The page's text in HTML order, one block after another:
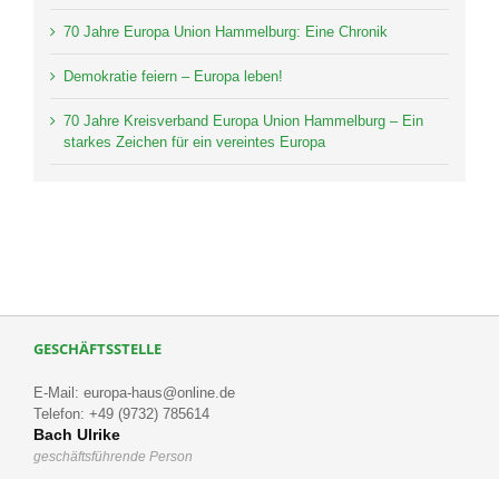
70 Jahre Europa Union Hammelburg: Eine Chronik
Demokratie feiern – Europa leben!
70 Jahre Kreisverband Europa Union Hammelburg – Ein
starkes Zeichen für ein vereintes Europa
GESCHÄFTSSTELLE
E-Mail: europa-haus@online.de
Telefon: +49 (9732) 785614
Bach Ulrike
geschäftsführende Person